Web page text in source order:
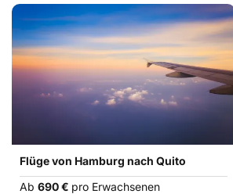
Flüge von Hamburg nach Quito
Ab 690 € pro Erwachsenen